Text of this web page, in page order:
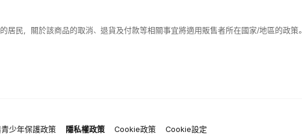
居民，關於該商品的取消、退貨及付款等相關事宜將適用販售者所在國家/地區的政策。
青少年保護政策 隱私權政策 Cookie政策 Cookie設定